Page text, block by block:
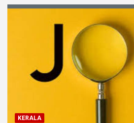
KERALA